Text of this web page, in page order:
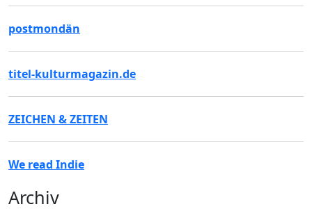
postmondän
titel-kulturmagazin.de
ZEICHEN & ZEITEN
We read Indie
Archiv